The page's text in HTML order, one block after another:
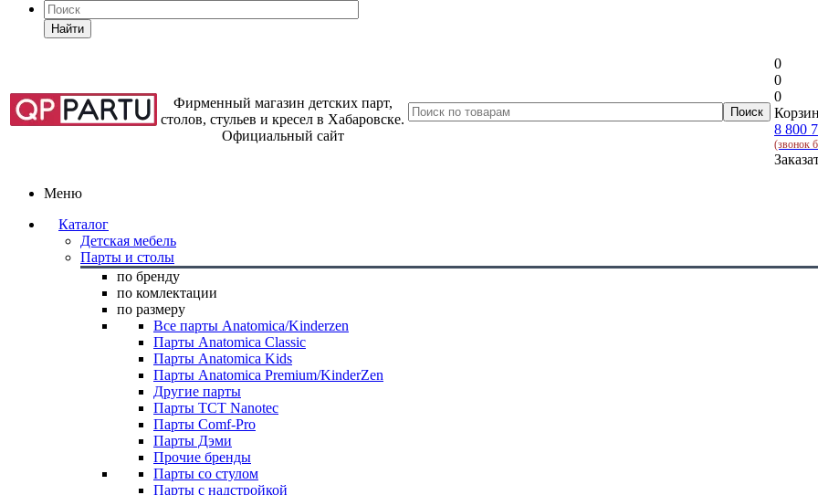
Найти
Фирменный магазин детских парт,
столов, стульев и кресел в Хабаровске.
Официальный сайт
0
0
0
8 800
(звонок
Меню
Каталог
Детская мебель
Парты и столы
по бренду
по комлектации
по размеру
Все парты Anatomica/Kinderzen
Парты Anatomica Classic
Парты Anatomica Kids
Парты Anatomica Premium/KinderZen
Другие парты
Парты TCT Nanotec
Парты Comf-Pro
Парты Дэми
Прочие бренды
Парты со стулом
Парты с надстройкой